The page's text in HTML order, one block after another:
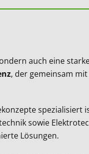
auch eine
, der gemeinsam
spezialisiert
sowie
Lösungen.